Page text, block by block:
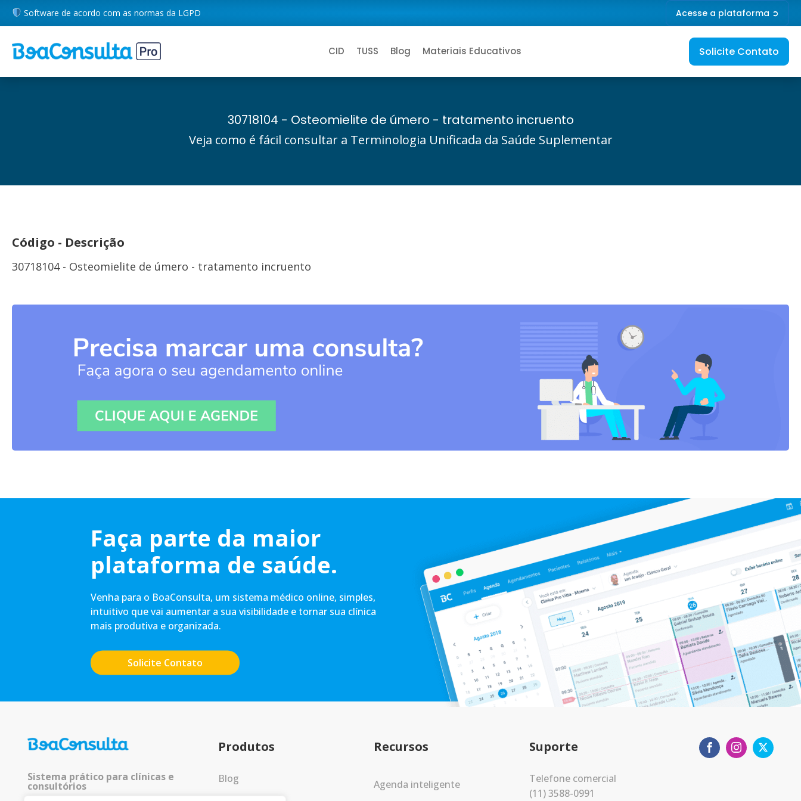
Software de acordo com as normas da LGPD Acesse a plataforma ➲
CID TUSS Blog Materiais Educativos Solicite Contato
30718104 - Osteomielite de úmero - tratamento incruento
Veja como é fácil consultar a Terminologia Unificada da Saúde Suplementar
Código - Descrição
30718104 - Osteomielite de úmero - tratamento incruento
Faça parte da maior
plataforma de saúde.
Venha para o BoaConsulta, um sistema médico online, simples,
intuitivo que vai aumentar a sua visibilidade e tornar sua clínica
mais produtiva e organizada.
Solicite Contato
Sistema prático para clínicas e
consultórios
Produtos
Blog
Recursos
Agenda inteligente
Suporte
Telefone comercial
(11) 3588-0991